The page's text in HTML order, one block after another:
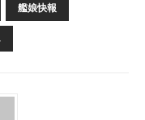
艦娘快報